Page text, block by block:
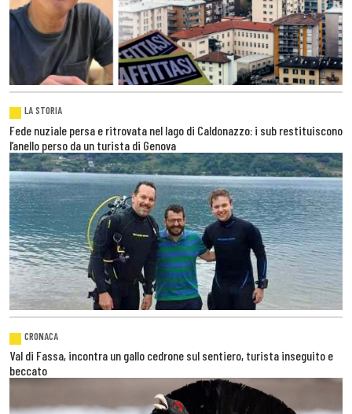
LA STORIA
Fede nuziale persa e ritrovata nel lago di Caldonazzo: i sub restituiscono
l’anello perso da un turista di Genova
CRONACA
Val di Fassa, incontra un gallo cedrone sul sentiero, turista inseguito e
beccato